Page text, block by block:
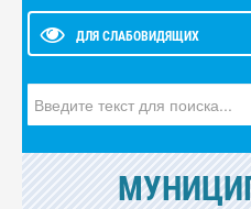
ДЛЯ СЛАБОВИДЯЩИХ